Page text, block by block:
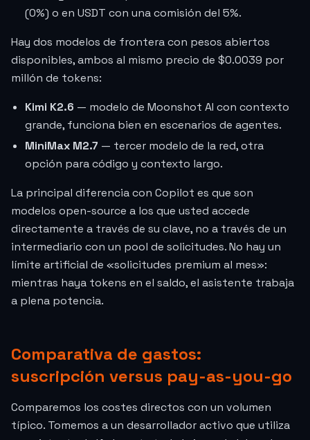
(0%) o en USDT con una comisión del 5%.
Hay dos modelos de frontera con pesos abiertos
disponibles, ambos al mismo precio de $0.0039 por
millón de tokens:
Kimi K2.6 — modelo de Moonshot AI con contexto
grande, funciona bien en escenarios de agentes.
MiniMax M2.7 — tercer modelo de la red, otra
opción para código y contexto largo.
La principal diferencia con Copilot es que son
modelos open-source a los que usted accede
directamente a través de su clave, no a través de un
intermediario con un pool de solicitudes. No hay un
límite artificial de «solicitudes premium al mes»:
mientras haya tokens en el saldo, el asistente trabaja
a plena potencia.
Comparativa de gastos:
suscripción versus pay-as-you-go
Comparemos los costes directos con un volumen
típico. Tomemos a un desarrollador activo que utiliza